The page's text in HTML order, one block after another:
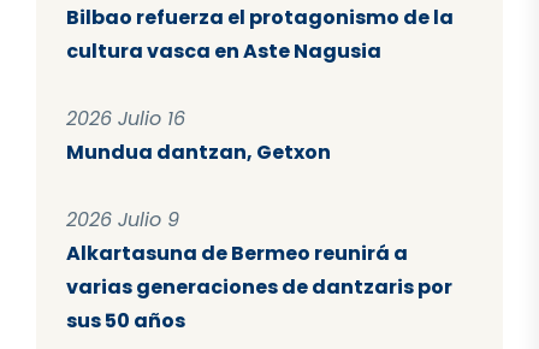
Bilbao refuerza el protagonismo de la
cultura vasca en Aste Nagusia
2026 Julio 16
Mundua dantzan, Getxon
2026 Julio 9
Alkartasuna de Bermeo reunirá a
varias generaciones de dantzaris por
sus 50 años